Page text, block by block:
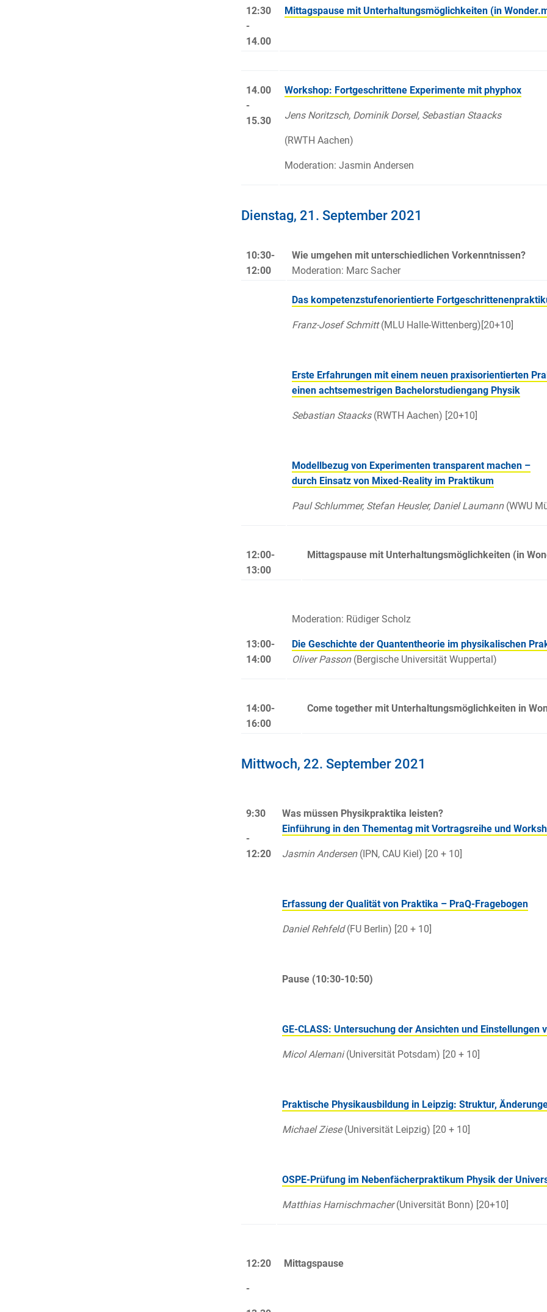
12:30
-
14.00
Mittagspause mit Unterhaltungsmöglichkeiten (in
14.00
-
15.30
Workshop: Fortgeschrittene Experimente mit phyphox
Jens Noritzsch, Dominik Dorsel, Sebastian Staacks
(RWTH Aachen)
Moderation: Jasmin Andersen
Dienstag, 21. September 2021
10:30-
12:00
Wie umgehen mit unterschiedlichen Vorkenntnissen?
Moderation: Marc Sacher
Das kompetenzstufenorientierte
Franz-Josef Schmitt (MLU Halle-Wittenberg)[20+10]
Erste Erfahrungen mit einem neuen praxisorientierten
einen achtsemestrigen Bachelorstudiengang Physik
Sebastian Staacks(RWTH Aachen) [20+10]
Modellbezug von Experimenten transparent machen –
durch Einsatz von Mixed-Reality im Praktikum
Paul Schlummer, Stefan Heusler, Daniel Laumann(WWU
12:00-
13:00
Mittagspause mit Unterhaltungsmöglichkeiten (in
13:00-
14:00
Moderation: Rüdiger Scholz
Die Geschichte der Quantentheorie im physikalischen
Oliver Passon(Bergische Universität Wuppertal)
14:00-
16:00
Come together mit Unterhaltungsmöglichkeiten in
Mittwoch, 22. September 2021
9:30
-
12:20
Was müssen Physikpraktika leisten?
Einführung in den Thementag mit Vortragsreihe und
Jasmin Andersen(IPN, CAU Kiel) [20 + 10]
Erfassung der Qualität von Praktika – PraQ-Fragebogen
Daniel Rehfeld(FU Berlin) [20 + 10]
Pause (10:30-10:50)
GE-CLASS: Untersuchung der Ansichten und
Micol Alemani(Universität Potsdam) [20 + 10]
Praktische Physikausbildung in Leipzig: Struktur,
Michael Ziese(Universität Leipzig) [20 + 10]
OSPE-Prüfung im Nebenfächerpraktikum Physik der
Matthias Harnischmacher(Universität Bonn) [20+10]
12:20
-
Mittagspause